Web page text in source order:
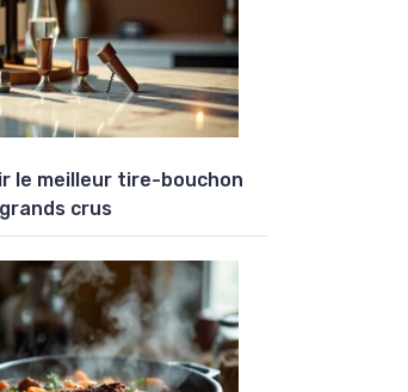
le meilleur tire-bouchon
crus